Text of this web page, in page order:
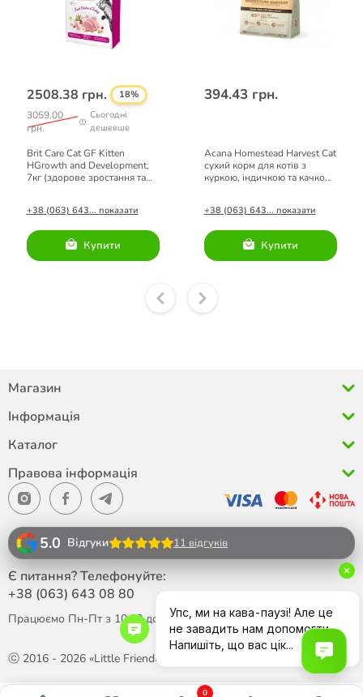
0
2508.38 грн. 18%
3059.00
грн.
Сьогодні
дешевше
Brit Care Cat GF Kitten
HGrowth and Development,
7кг (здорове зростання та
+38 (063) 643... показати
Купити
394.43 грн.
Acana Homestead Harvest Cat
сухий корм для котів з
куркою, індичкою та качкою
+38 (063) 643... показати
Купити
Магазин
Інформація
Каталог
Правова інформація
ⓒ 2016 - 2026 «Little Friend»
5.0 Відгуки 11 відгуків
Є питання? Телефонуйте:
+38 (063) 643 08 80
Працюємо Пн-Пт з 10:00 до 18:00